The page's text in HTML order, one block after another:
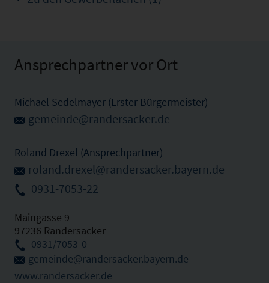
Ansprechpartner vor Ort
Michael Sedelmayer (Erster Bürgermeister)
gemeinde@randersacker.de
Roland Drexel (Ansprechpartner)
roland.drexel@randersacker.bayern.de
0931-7053-22
Maingasse 9
97236 Randersacker
0931/7053-0
gemeinde@randersacker.bayern.de
www.randersacker.de